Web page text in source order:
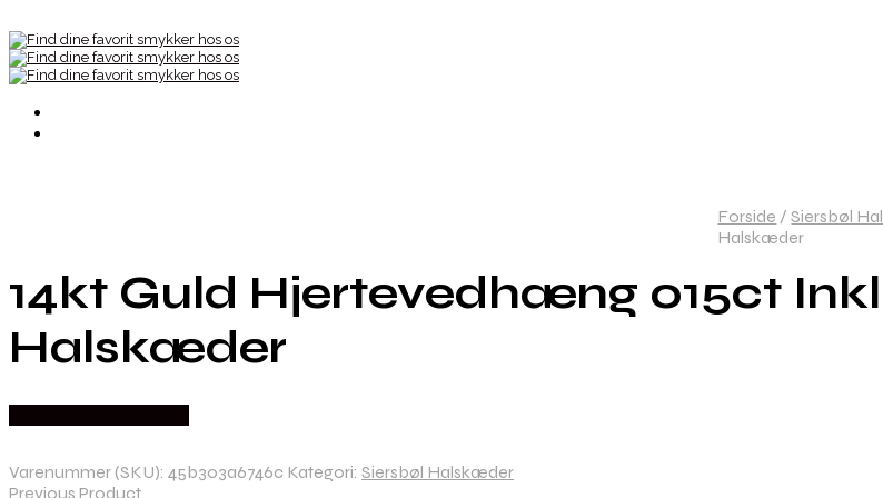
Forside / Siersbøl
Halskæder
14kt Guld Hjertevedhæng 015ct
Halskæder
Varenummer (SKU): 45b303a6746c Kategori: Siersbøl Halskæder
Previous Product